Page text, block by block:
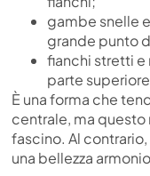
gambe snelle
grande punto
fianchi stretti
parte
È una forma che
centrale, ma questo
fascino. Al
una bellezza